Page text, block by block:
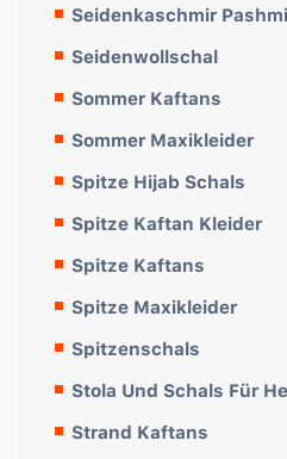
Seidenkaschmir
Seidenwollschal
Sommer Kaftans
Sommer Maxikleider
Spitze Hijab Schals
Spitze Kaftan Kleider
Spitze Kaftans
Spitze Maxikleider
Spitzenschals
Stola Und Schals Für
Strand Kaftans